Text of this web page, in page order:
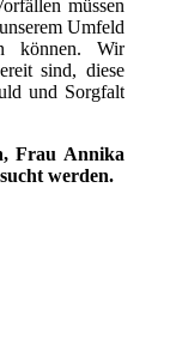
müssen
Umfeld
können. Wir
sind, diese
und Sorgfalt
Frau Annika
werden.